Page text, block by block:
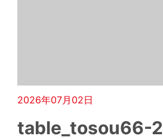
2026年07月02日
table_tosou66-2